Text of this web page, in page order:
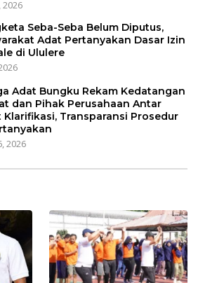
2026
Seba-Seba Belum Diputus,
Adat Pertanyakan Dasar Izin
di Ululere
Adat Bungku Rekam Kedatangan
dan Pihak Perusahaan Antar
Klarifikasi, Transparansi Prosedur
2026